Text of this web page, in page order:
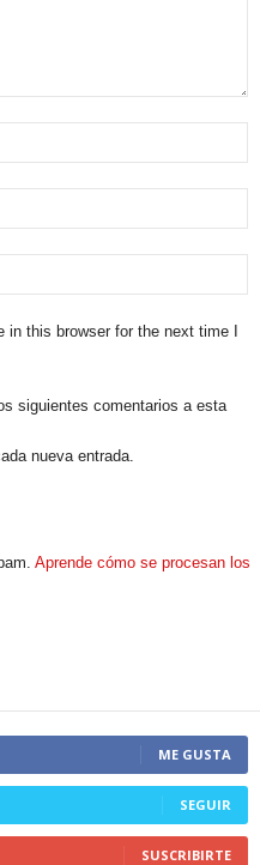
this browser for the next time I
siguientes comentarios a esta
nueva entrada.
Aprende cómo se procesan los
ME GUSTA
SEGUIR
SUSCRIBIRTE